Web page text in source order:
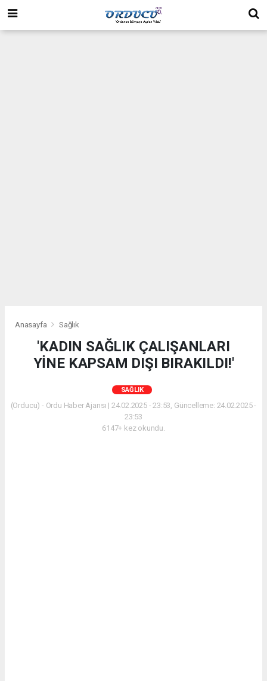
Anasayfa Sağlık
'KADIN SAĞLIK ÇALIŞANLARI
YİNE KAPSAM DIŞI BIRAKILDI!'
SAĞLIK
(Orducu) - Ordu Haber Ajansı | 24.02.2025 - 23:53, Güncelleme: 24.02.2025 -
23:53
6147+ kez okundu.